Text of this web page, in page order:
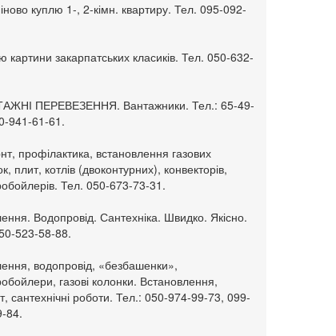
куплю 1-, 2-кімн. квартиру. Тел. 095-092-
картини закарпатських класиків. Тел. 050-632-
ПЕРЕВЕЗЕННЯ. Вантажники. Тел.: 65-49-
941-61-61.
профілактика, встановлення газових
плит, котлів (двоконтурних), конвекторів,
Тел. 050-673-73-31.
Водопровід. Сантехніка. Швидко. Якісно.
523-58-88.
водопровід, «безбашенки»,
газові колонки. Встановлення,
сантехнічні роботи. Тел.: 050-974-99-73, 099-
84.